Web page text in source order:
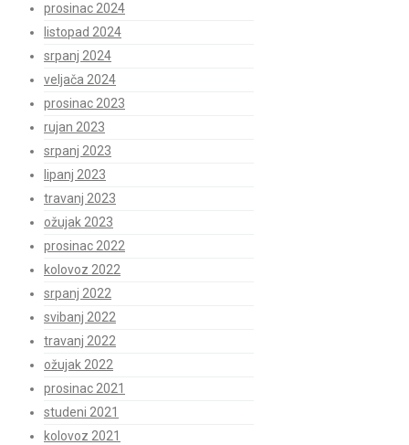
prosinac 2024
listopad 2024
srpanj 2024
veljača 2024
prosinac 2023
rujan 2023
srpanj 2023
lipanj 2023
travanj 2023
ožujak 2023
prosinac 2022
kolovoz 2022
srpanj 2022
svibanj 2022
travanj 2022
ožujak 2022
prosinac 2021
studeni 2021
kolovoz 2021